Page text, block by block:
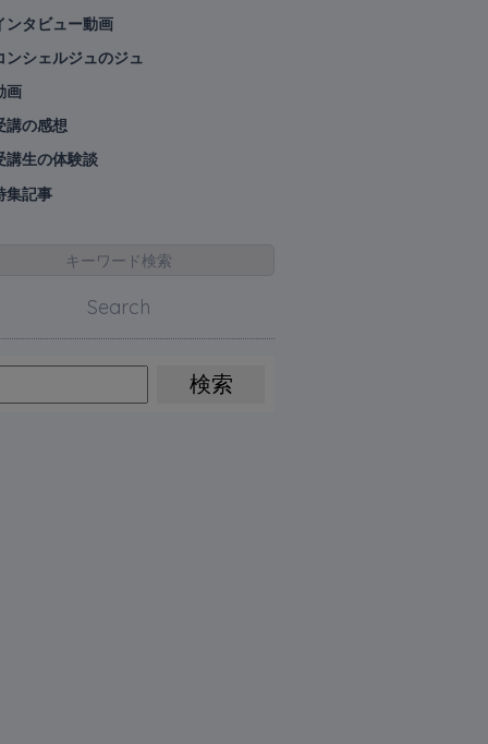
ンタビュー動画
ンシェルジュのジュ
画
講の感想
講生の体験談
集記事
キーワード検索
Search